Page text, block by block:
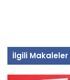
İlgili Makaleler